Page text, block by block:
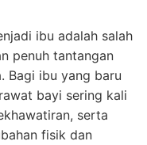
ibu adalah salah
penuh tantangan
Bagi ibu yang baru
bayi sering kali
serta
fisik dan